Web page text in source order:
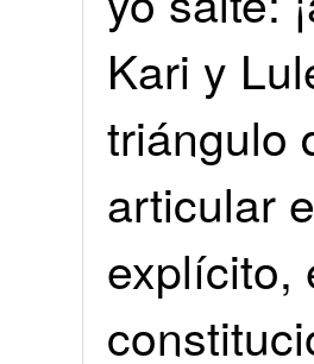
Kari y
triángulo
articular
explícito,